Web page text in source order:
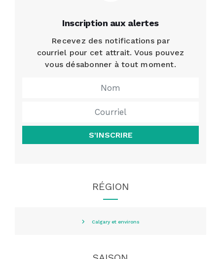
Inscription aux alertes
Recevez des notifications par
courriel pour cet attrait. Vous pouvez
vous désabonner à tout moment.
S'INSCRIRE
RÉGION
Calgary et environs